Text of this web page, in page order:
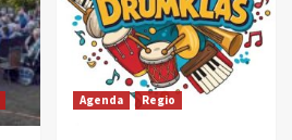
Agenda Regio